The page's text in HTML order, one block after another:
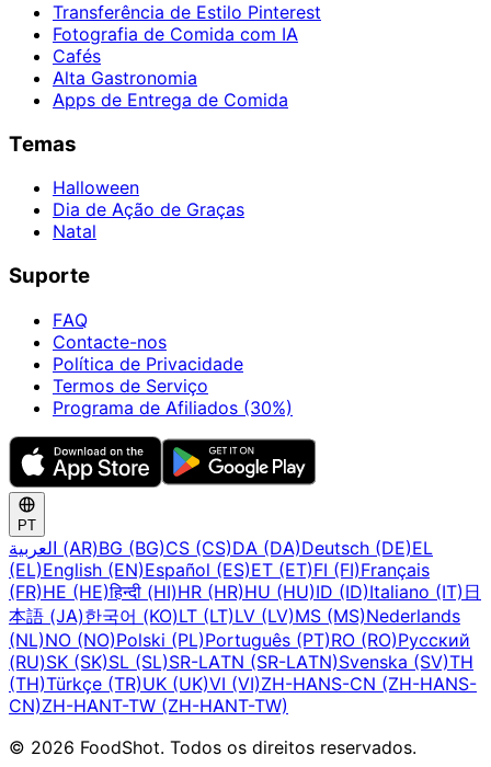
Transferência de Estilo Pinterest
Fotografia de Comida com IA
Cafés
Alta Gastronomia
Apps de Entrega de Comida
Temas
Halloween
Dia de Ação de Graças
Natal
Suporte
FAQ
Contacte-nos
Política de Privacidade
Termos de Serviço
Programa de Afiliados (30%)
PT
العربية (AR)BG (BG)CS (CS)DA (DA)Deutsch (DE)EL
(EL)English (EN)Español (ES)ET (ET)FI (FI)Français
(FR)HE (HE)हिन्दी (HI)HR (HR)HU (HU)ID (ID)Italiano (IT) 日
本語 (JA)한국어 (KO)LT (LT)LV (LV)MS (MS)Nederlands
(NL)NO (NO)Polski (PL)Português (PT)RO (RO)Русский
(RU)SK (SK)SL (SL)SR-LATN (SR-LATN)Svenska (SV)TH
(TH)Türkçe (TR)UK (UK)VI (VI)ZH-HANS-CN (ZH-HANS-
CN)ZH-HANT-TW (ZH-HANT-TW)
© 2026 FoodShot. Todos os direitos reservados.